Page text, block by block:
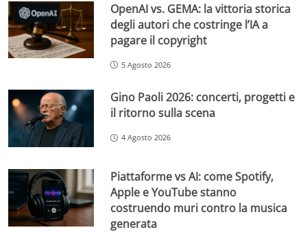
OpenAI vs. GEMA: la vittoria storica
degli autori che costringe l’IA a
pagare il copyright
5 Agosto 2026
Gino Paoli 2026: concerti, progetti e
il ritorno sulla scena
4 Agosto 2026
Piattaforme vs AI: come Spotify,
Apple e YouTube stanno
costruendo muri contro la musica
generata